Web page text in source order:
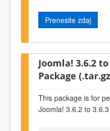
Prenesite zdaj
Joomla! 3.6.2
Package
This package is for
Joomla! 3.6.2 to 3.6.3